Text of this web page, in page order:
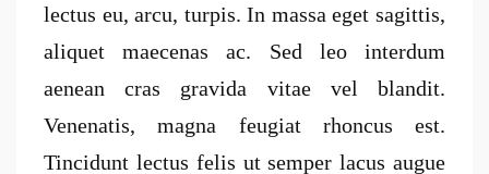
lectus eu, arcu, turpis. In massa eget sagittis,
aliquet maecenas ac. Sed leo interdum
aenean cras gravida vitae vel blandit.
Venenatis, magna feugiat rhoncus est.
Tincidunt lectus felis ut semper lacus augue